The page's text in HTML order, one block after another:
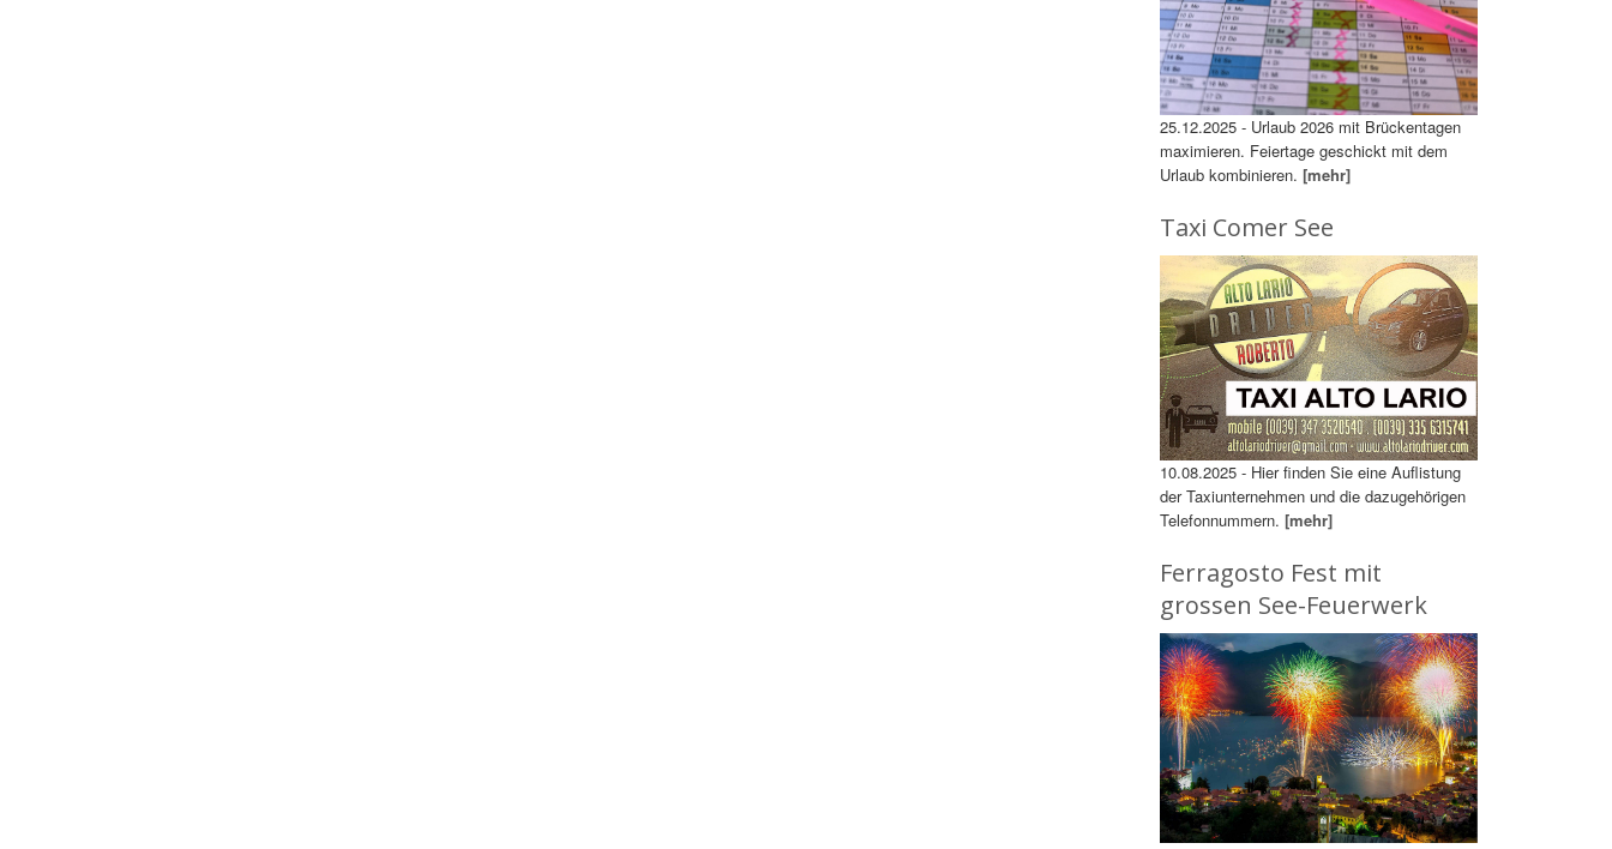
25.12.2025 - Urlaub 2026 mit Brückentagen
maximieren. Feiertage geschickt mit dem
Urlaub kombinieren. [mehr]
Taxi Comer See
10.08.2025 - Hier finden Sie eine Auflistung
der Taxiunternehmen und die dazugehörigen
Telefonnummern. [mehr]
Ferragosto Fest mit
grossen See-Feuerwerk